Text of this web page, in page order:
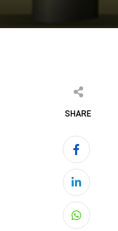
SHARE
Whatsapp